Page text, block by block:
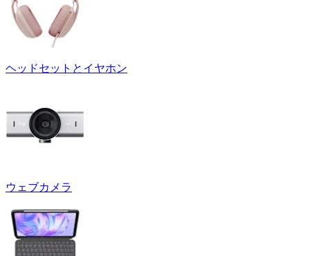
ヘッドセットとイヤホン
ウェブカメラ